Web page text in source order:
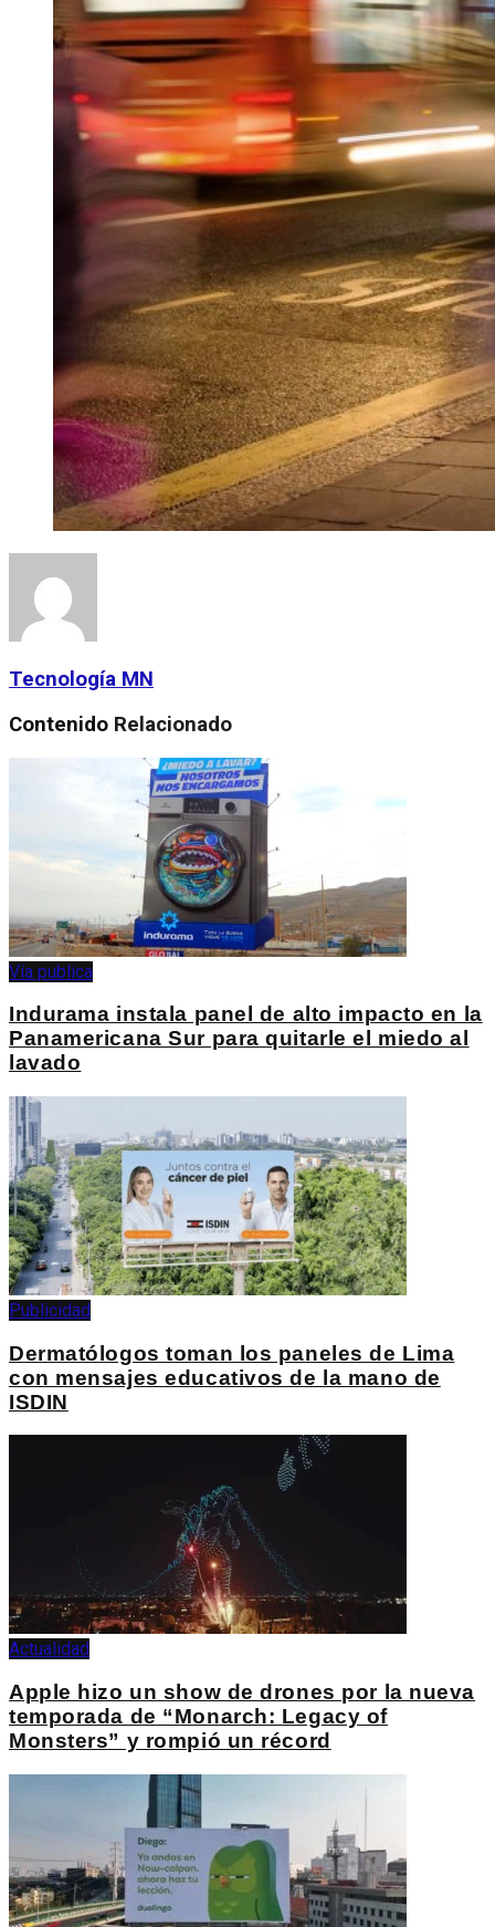
Tecnología MN
Contenido Relacionado
Vía publica
Indurama instala panel de alto impacto en la
Panamericana Sur para quitarle el miedo al
lavado
Publicidad
Dermatólogos toman los paneles de Lima
con mensajes educativos de la mano de
ISDIN
Actualidad
Apple hizo un show de drones por la nueva
temporada de “Monarch: Legacy of
Monsters” y rompió un récord